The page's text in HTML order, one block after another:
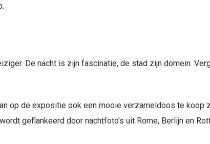
De nacht is zijn fascinatie, de stad zijn domein.
op de expositie ook een mooie verzameldoos te koop
geflankeerd door nachtfoto’s uit Rome, Berlijn en